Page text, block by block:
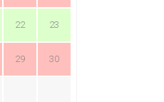
22 23
29 30